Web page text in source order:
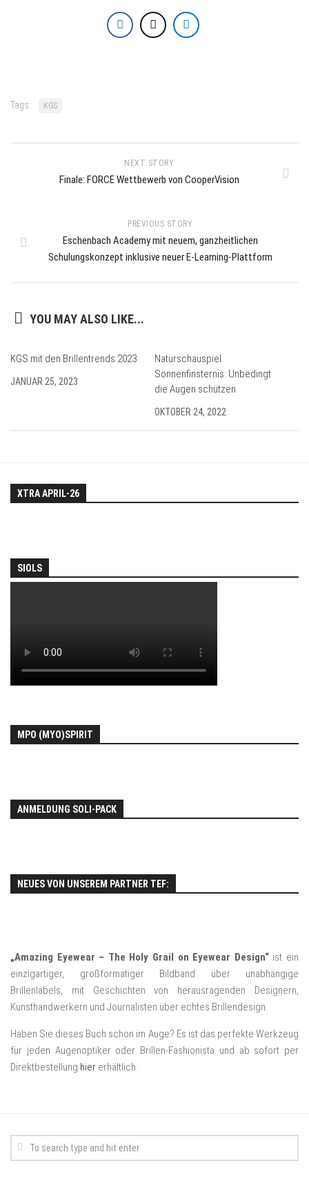
Tags: KGS
NEXT STORY
Finale: FORCE Wettbewerb von CooperVision
PREVIOUS STORY
Eschenbach Academy mit neuem, ganzheitlichen
Schulungskonzept inklusive neuer E-Learning-Plattform
YOU MAY ALSO LIKE...
KGS mit den Brillentrends 2023
JANUAR 25, 2023
Naturschauspiel
Sonnenfinsternis: Unbedingt
die Augen schützen
OKTOBER 24, 2022
XTRA APRIL-26
SIOLS
MPO (MYO)SPIRIT
ANMELDUNG SOLI-PACK
NEUES VON UNSEREM PARTNER TEF:
„Amazing Eyewear – The Holy Grail on Eyewear Design“ist ein
einzigartiger, großformatiger Bildband über unabhängige
Brillenlabels, mit Geschichten von herausragenden Designern,
Kunsthandwerkern und Journalisten über echtes Brillendesign.
Haben Sie dieses Buch schon im Auge? Es ist das perfekte Werkzeug
für jeden Augenoptiker oder Brillen-Fashionista und ab sofort per
Direktbestellung hier erhältlich.